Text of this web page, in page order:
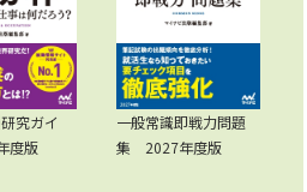
究ガイ
度版
一般常識即戦力問題
集 2027年度版